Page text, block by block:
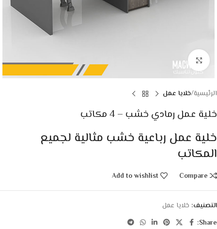
Click to enlarge
الرئيسية خلايا عمل
خلية عمل رمادي خشب – 4 مكاتب
خلية عمل رباعية خشب مثالية لجميع
المكاتب
Compare
Add to wishlist
التصنيف: خلايا عمل
Share: